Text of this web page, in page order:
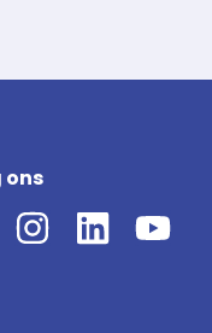
ons